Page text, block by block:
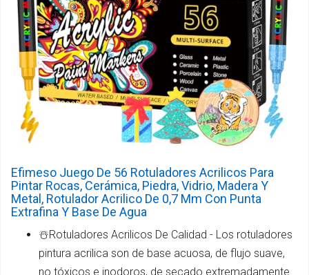
Efimeso Juego De 56 Rotuladores Acrilicos Para
Pintar Rocas, Cerámica, Piedra, Vidrio, Madera Y
Metal, Rotulador Acrilico De 0,7 Mm Con Punta
Extrafina Y Base De Agua
☃️Rotuladores Acrilicos De Calidad - Los rotuladores
pintura acrilica son de base acuosa, de flujo suave,
no tóxicos e inodoros, de secado extremadamente